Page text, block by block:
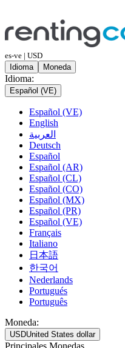
es-ve | USD
Idioma
Moneda
Idioma:
Español (VE)
Español (VE)
English
العربية
Deutsch
Español
Español (AR)
Español (CL)
Español (CO)
Español (MX)
Español (PR)
Español (VE)
Français
Italiano
日本語
한국어
Nederlands
Portugués
Português
Moneda:
USDUnited States dollar
Principales Monedas